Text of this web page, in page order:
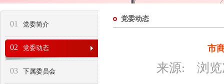
01 党委简介
02 党委动态
03 下属委员会
党委动态
市
来源: 浏览